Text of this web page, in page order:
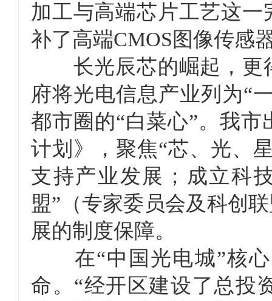
加工与高端芯片工艺这
补了高端CMOS图像传感
长光辰芯的崛起，更
府将光电信息产业列为“
都市圈的“白菜心”。我
计划》，聚焦“芯、光、
支持产业发展；成立科
盟”（专家委员会及科创
展的制度保障。
在“中国光电城”核心
命。“经开区建设了总投